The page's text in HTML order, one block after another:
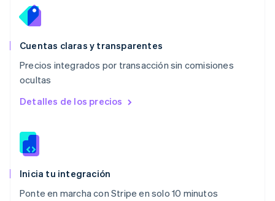
Cuentas claras y transparentes
Precios integrados por transacción sin comisiones
ocultas
Detalles de los precios
Inicia tu integración
Ponte en marcha con Stripe en solo 10 minutos
Noruega
English
English
NederlandsEnglish
Polonia
English
RAE de Hong Kong, China
Reino Unido
English
English